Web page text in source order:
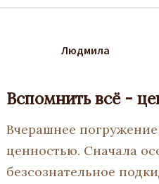
Людмила
Вспомнить всё -
Вчерашнее
ценностью. Сначала
безсознательное